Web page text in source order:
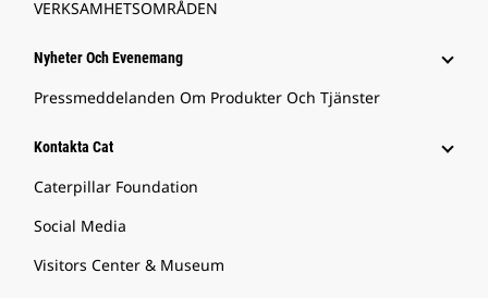
VERKSAMHETSOMRÅDEN
Nyheter Och Evenemang
Pressmeddelanden Om Produkter Och Tjänster
Kontakta Cat
Caterpillar Foundation
Social Media
Visitors Center & Museum